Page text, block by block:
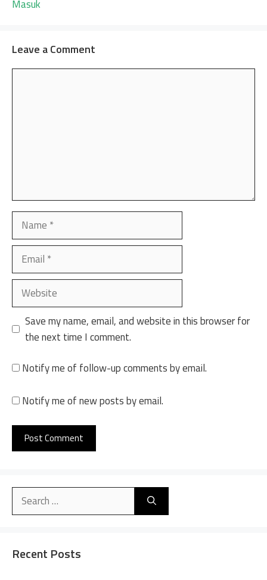
Masuk
Leave a Comment
Name
Email
Website
Save my name, email, and website in this browser for
the next time I comment.
Notify me of follow-up comments by email.
Notify me of new posts by email.
e
a
Search
Recent Posts